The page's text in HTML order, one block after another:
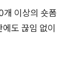
개 이상의 숏폼
도 끊임 없이